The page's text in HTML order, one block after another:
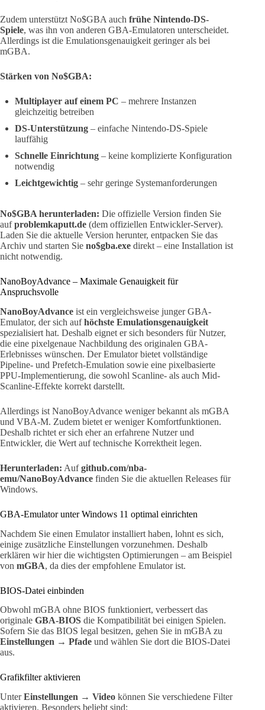
Zudem unterstützt No$GBA auch frühe Nintendo-DS-
Spiele, was ihn von anderen GBA-Emulatoren unterscheidet.
Allerdings ist die Emulationsgenauigkeit geringer als bei
mGBA.
Stärken von No$GBA:
Multiplayer auf einem PC – mehrere Instanzen
gleichzeitig betreiben
DS-Unterstützung – einfache Nintendo-DS-Spiele
lauffähig
Schnelle Einrichtung – keine komplizierte Konfiguration
notwendig
Leichtgewichtig – sehr geringe Systemanforderungen
No$GBA herunterladen: Die offizielle Version finden Sie
aufproblemkaputt.de (dem offiziellen Entwickler-Server).
Laden Sie die aktuelle Version herunter, entpacken Sie das
Archiv und starten Sie no$gba.exe direkt – eine Installation ist
nicht notwendig.
NanoBoyAdvance – Maximale Genauigkeit für
Anspruchsvolle
NanoBoyAdvance ist ein vergleichsweise junger GBA-
Emulator, der sich aufhöchste Emulationsgenauigkeit
spezialisiert hat. Deshalb eignet er sich besonders für Nutzer,
die eine pixelgenaue Nachbildung des originalen GBA-
Erlebnisses wünschen. Der Emulator bietet vollständige
Pipeline- und Prefetch-Emulation sowie eine pixelbasierte
PPU-Implementierung, die sowohl Scanline- als auch Mid-
Scanline-Effekte korrekt darstellt.
Allerdings ist NanoBoyAdvance weniger bekannt als mGBA
und VBA-M. Zudem bietet er weniger Komfortfunktionen.
Deshalb richtet er sich eher an erfahrene Nutzer und
Entwickler, die Wert auf technische Korrektheit legen.
Herunterladen: Aufgithub.com/nba-
emu/NanoBoyAdvance finden Sie die aktuellen Releases für
Windows.
GBA-Emulator unter Windows 11 optimal einrichten
Nachdem Sie einen Emulator installiert haben, lohnt es sich,
einige zusätzliche Einstellungen vorzunehmen. Deshalb
erklären wir hier die wichtigsten Optimierungen – am Beispiel
von mGBA, da dies der empfohlene Emulator ist.
BIOS-Datei einbinden
Obwohl mGBA ohne BIOS funktioniert, verbessert das
originale GBA-BIOS die Kompatibilität bei einigen Spielen.
Sofern Sie das BIOS legal besitzen, gehen Sie in mGBA zu
Einstellungen → Pfade und wählen Sie dort die BIOS-Datei
aus.
Grafikfilter aktivieren
UnterEinstellungen → Video können Sie verschiedene Filter
aktivieren. Besonders beliebt sind: